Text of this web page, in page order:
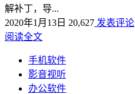
解补丁，导...
2020年1月13日 20,627 发表评论
阅读全文
手机软件
影音视听
办公软件